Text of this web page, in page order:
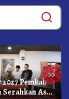
»
Pemkab
Aset